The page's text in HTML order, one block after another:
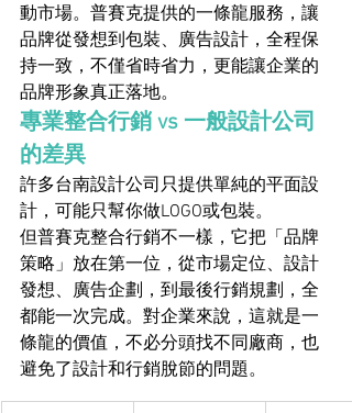
動市場。普賽克提供的一條龍服務，讓
品牌從發想到包裝、廣告設計，全程保
持一致，不僅省時省力，更能讓企業的
品牌形象真正落地。
專業整合行銷 vs 一般設計公司
的差異
許多台南設計公司只提供單純的平面設
計，可能只幫你做LOGO或包裝。
但普賽克整合行銷不一樣，它把「品牌
策略」放在第一位，從市場定位、設計
發想、廣告企劃，到最後行銷規劃，全
都能一次完成。對企業來說，這就是一
條龍的價值，不必分頭找不同廠商，也
避免了設計和行銷脫節的問題。